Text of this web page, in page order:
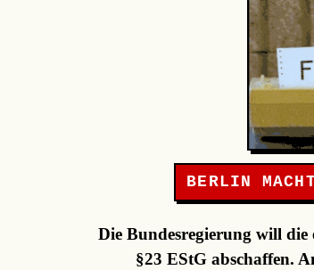
BERLIN
Die Bundesregierung will
§23 EStG abschaffen.